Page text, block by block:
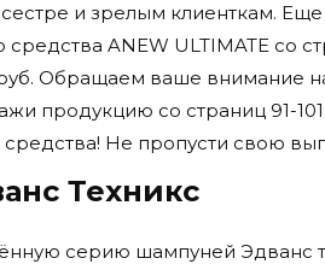
и зрелым клиенткам.
ANEW ULTIMATE со
Обращаем ваше внимание
продукцию со страниц 91-
Не пропусти свою
Техникс
серию шампуней Эдванс